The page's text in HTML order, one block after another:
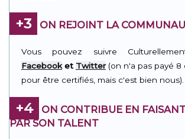
+3 ON REJOINT LA
Vous pouvez suivre
Facebooket Twitter(on n'a pas payé 8
pour être certifiés, mais c'est bien nous).
+4
ON CONTRIBUE EN
PAR SON TALENT